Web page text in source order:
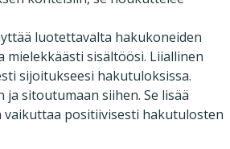
luotettavalta hakukoneiden
mielekkäästi sisältöösi. Liiallinen
sijoitukseesi hakutuloksissa.
sitoutumaan siihen. Se lisää
positiivisesti hakutulosten